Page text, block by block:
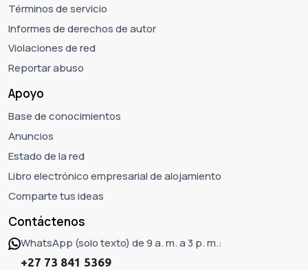
Términos de servicio
Informes de derechos de autor
Violaciones de red
Reportar abuso
Apoyo
Base de conocimientos
Anuncios
Estado de la red
Libro electrónico empresarial de alojamiento
Comparte tus ideas
Contáctenos
WhatsApp (solo texto) de 9 a. m. a 3 p. m.:
+27 73 841 5369